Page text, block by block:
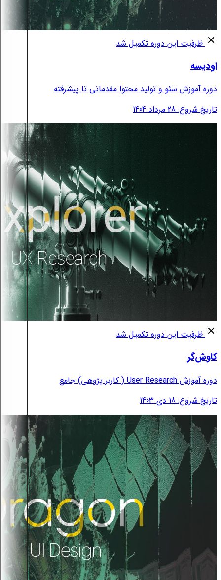
ظرفیت این دوره تکمیل شد
اودیسه
دوره آموزش سئو و تولید محتوا مقدماتی تا پیشرفته
تاریخ شروع: 28 مرداد 1404
ظرفیت این دوره تکمیل شد
کاوش‌گر
دوره آموزش User Research ( کاربر پژوهی) جامع
تاریخ شروع: 18 دی 1403